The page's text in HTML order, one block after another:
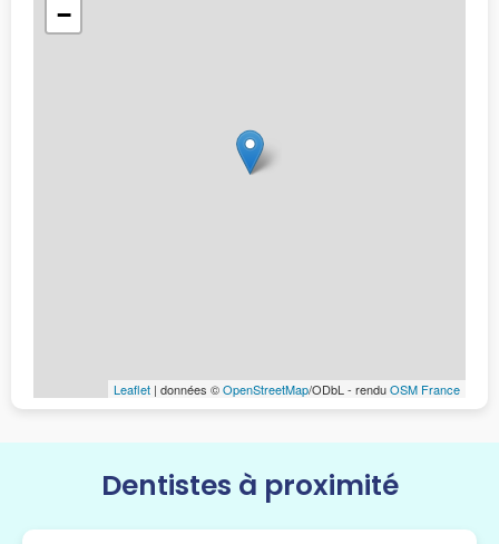
−
Leaflet | données ©OpenStreetMap/ODbL - renduOSM France
Dentistes à proximité